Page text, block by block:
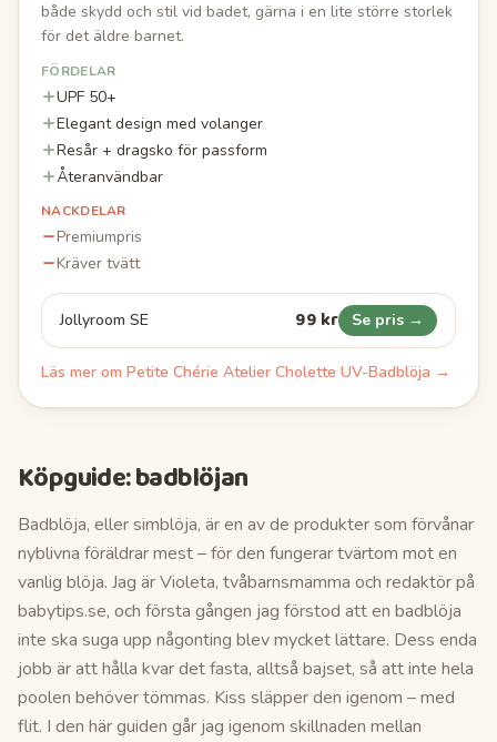
både skydd och stil vid badet, gärna i en lite större storlek
för det äldre barnet.
FÖRDELAR
UPF 50+
Elegant design med volanger
Resår + dragsko för passform
Återanvändbar
NACKDELAR
Premiumpris
Kräver tvätt
Jollyroom SE 99 kr Se pris →
Läs mer om Petite Chérie Atelier Cholette UV-Badblöja →
Köpguide:badblöjan
Badblöja, eller simblöja, är en av de produkter som förvånar
nyblivna föräldrar mest – för den fungerar tvärtom mot en
vanlig blöja. Jag är Violeta, tvåbarnsmamma och redaktör på
babytips.se, och första gången jag förstod att en badblöja
inte ska suga upp någonting blev mycket lättare. Dess enda
jobb är att hålla kvar det fasta, alltså bajset, så att inte hela
poolen behöver tömmas. Kiss släpper den igenom – med
flit. I den här guiden går jag igenom skillnaden mellan